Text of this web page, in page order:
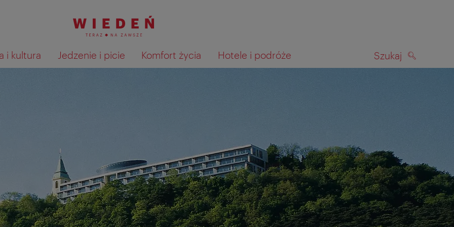
i kultura Jedzenie i picie Komfort życia Hotele i podróże Szukaj